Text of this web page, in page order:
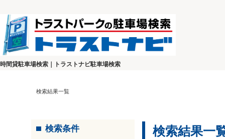
時間貸駐車場検索｜トラストナビ駐車場検索
検索結果一覧
検索条件 検索結果一